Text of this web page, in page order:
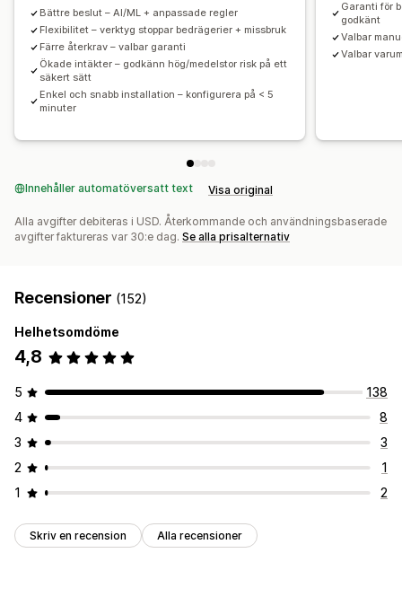
Högriskaviseringar
Anpassade aviseringar Bedrägeriaviseringar
Chargeback-analyser
Riskrapporter
Appaviseringar
E-postaviseringar
Bättre beslut – AI/ML + anpassade regler
Flexibilitet – verktyg stoppar bedrägerier + missbruk
Färre återkrav – valbar garanti
Ökade intäkter – godkänn hög/medelstor risk på ett
säkert sätt
Enkel och snabb installation – konfigurera på < 5
minuter
Garanti för
godkänt
Valbar
Valbar
Innehåller automatöversatt text Visa original
Alla avgifter debiteras i USD. Återkommande och användningsbaserade
avgifter faktureras var 30:e dag. Se alla prisalternativ
Recensioner (152)
Helhetsomdöme
4,8
5
138
4
8
3
3
2
1
1
2
Skriv en recension Alla recensioner